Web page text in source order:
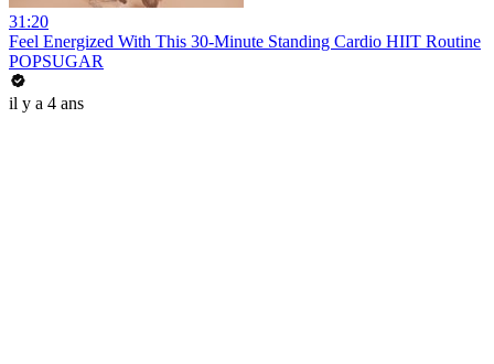
31:20
Feel Energized With This 30-Minute Standing Cardio HIIT Routine
POPSUGAR
il y a 4 ans